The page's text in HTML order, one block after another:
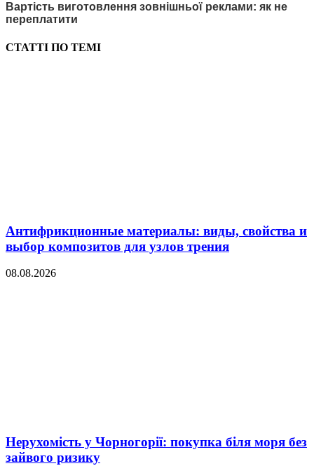
Вартість виготовлення зовнішньої реклами: як не
переплатити
СТАТТІ ПО ТЕМІ
Антифрикционные материалы: виды, свойства и
выбор композитов для узлов трения
08.08.2026
Нерухомість у Чорногорії: покупка біля моря без
зайвого ризику